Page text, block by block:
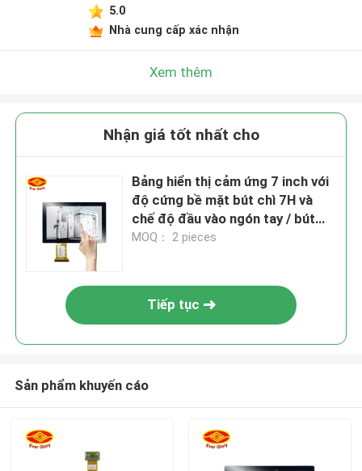
5.0
Nhà cung cấp xác nhận
Xem thêm
Nhận giá tốt nhất cho
Bảng hiển thị cảm ứng 7 inch với
độ cứng bề mặt bút chì 7H và
chế độ đầu vào ngón tay / bút
chì hoạt động
MOQ： 2 pieces
Tiếp tục
Sản phẩm khuyến cáo